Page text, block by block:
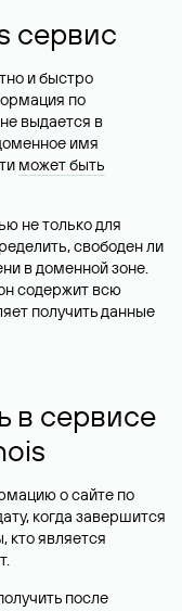
сервис
и быстро
по
выдается в
имя
может быть
не только для
свободен ли
в доменной зоне.
содержит всю
получить данные
в сервисе
о сайте по
когда завершится
кто является
после